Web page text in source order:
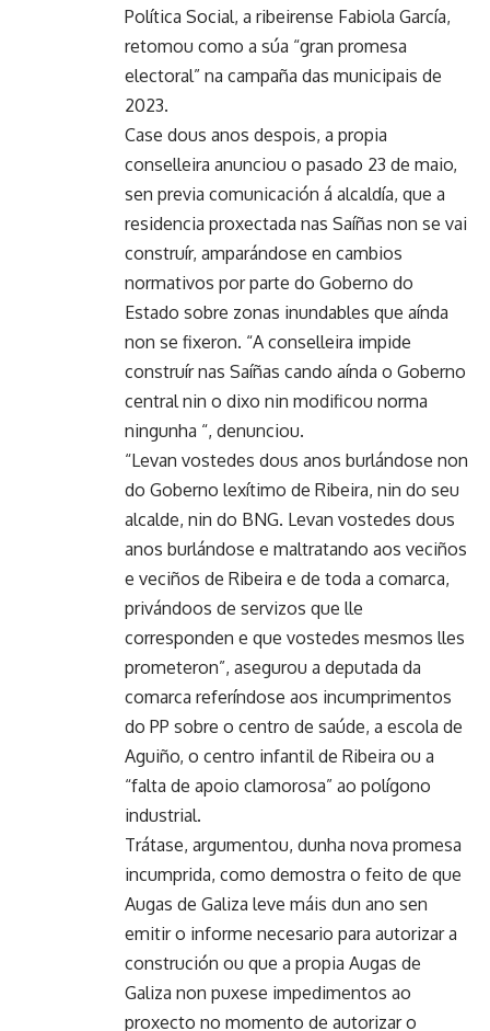
Política Social, a ribeirense Fabiola García,
retomou como a súa “gran promesa
electoral” na campaña das municipais de
2023.
Case dous anos despois, a propia
conselleira anunciou o pasado 23 de maio,
sen previa comunicación á alcaldía, que a
residencia proxectada nas Saíñas non se vai
construír, amparándose en cambios
normativos por parte do Goberno do
Estado sobre zonas inundables que aínda
non se fixeron. “A conselleira impide
construír nas Saíñas cando aínda o Goberno
central nin o dixo nin modificou norma
ningunha “, denunciou.
“Levan vostedes dous anos burlándose non
do Goberno lexítimo de Ribeira, nin do seu
alcalde, nin do BNG. Levan vostedes dous
anos burlándose e maltratando aos veciños
e veciños de Ribeira e de toda a comarca,
privándoos de servizos que lle
corresponden e que vostedes mesmos lles
prometeron”, asegurou a deputada da
comarca referíndose aos incumprimentos
do PP sobre o centro de saúde, a escola de
Aguiño, o centro infantil de Ribeira ou a
“falta de apoio clamorosa” ao polígono
industrial.
Trátase, argumentou, dunha nova promesa
incumprida, como demostra o feito de que
Augas de Galiza leve máis dun ano sen
emitir o informe necesario para autorizar a
construción ou que a propia Augas de
Galiza non puxese impedimentos ao
proxecto no momento de autorizar o